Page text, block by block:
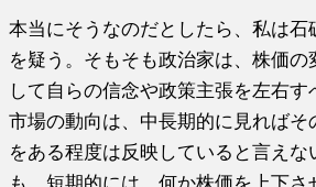
本当にそうなのだとしたら、私は石
を疑う。そもそも政治家は、株価の
して自らの信念や政策主張を左右
市場の動向は、中長期的に見ればそ
をある程度は反映していると言え